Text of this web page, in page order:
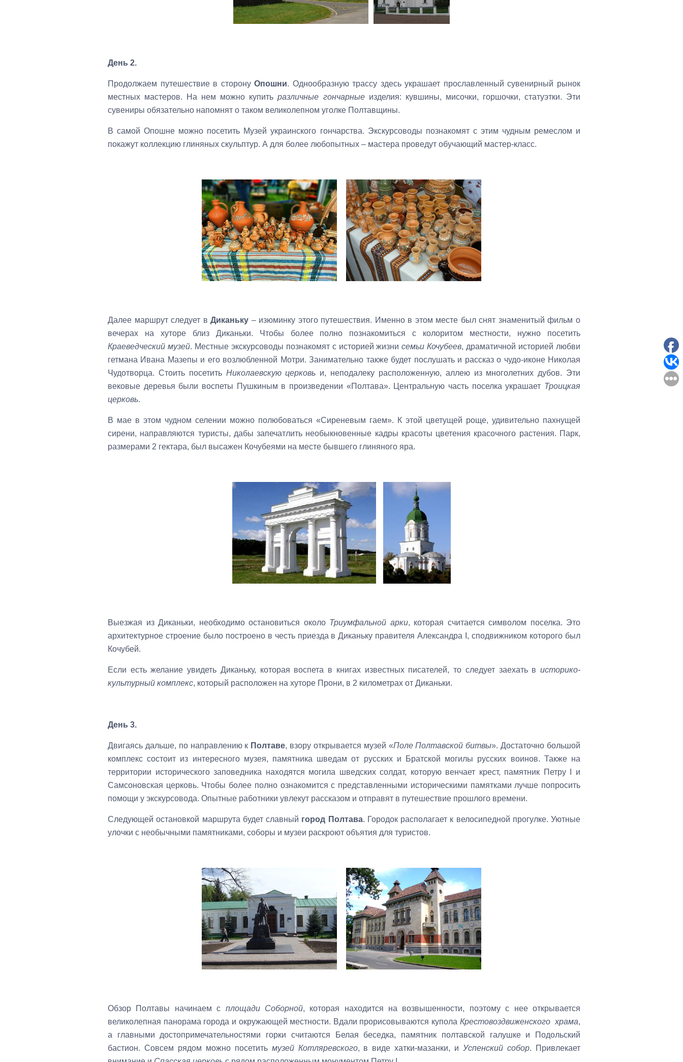
День 2.
Продолжаем путешествие в сторонуОпошни. Однообразную трассу здесь украшает прославленный сувенирный рынок
местных мастеров. На нем можно купитьразличные гончарныеизделия: кувшины, мисочки, горшочки, статуэтки. Эти
сувениры обязательно напомнят о таком великолепном уголке Полтавщины.
В самой Опошне можно посетить Музей украинского гончарства. Экскурсоводы познакомят с этим чудным ремеслом и
покажут коллекцию глиняных скульптур. А для более любопытных – мастера проведут обучающий мастер-класс.
Далее маршрут следует вДиканьку – изюминку этого путешествия. Именно в этом месте был снят знаменитый фильм о
вечерах на хуторе близ Диканьки. Чтобы более полно познакомиться с колоритом местности, нужно посетить
Краеведческий музей. Местные экскурсоводы познакомят с историей жизнисемьи Кочубеев, драматичной историей любви
гетмана Ивана Мазепы и его возлюбленной Мотри. Занимательно также будет послушать и рассказ о чудо-иконе Николая
Чудотворца. Стоить посетить Николаевскую церковь и, неподалеку расположенную, аллею из многолетних дубов. Эти
вековые деревья были воспеты Пушкиным в произведении «Полтава». Центральную часть поселка украшает Троицкая
церковь.
В мае в этом чудном селении можно полюбоваться «Сиреневым гаем». К этой цветущей роще, удивительно пахнущей
сирени, направляются туристы, дабы запечатлить необыкновенные кадры красоты цветения красочного растения. Парк,
размерами 2 гектара, был высажен Кочубеями на месте бывшего глиняного яра.
Выезжая из Диканьки, необходимо остановиться около Триумфальной арки, которая считается символом поселка. Это
архитектурное строение было построено в честь приезда в Диканьку правителя Александра
, сподвижником которого был
Кочубей.
Если есть желание увидеть Диканьку, которая воспета в книгах известных писателей, то следует заехать в историко-
культурный комплекс, который расположен на хуторе Прони, в 2 километрах от Диканьки.
День 3.
Двигаясь дальше, по направлению к Полтаве, взору открывается музей «Поле Полтавской битвы». Достаточно большой
комплекс состоит из интересного музея, памятника шведам от русских и Братской могилы русских воинов. Также на
территории исторического заповедника находятся могила шведских солдат, которую венчает крест, памятник Петру
и
Самсоновская церковь. Чтобы более полно ознакомится с представленными историческими памятками лучше попросить
помощи у экскурсовода. Опытные работники увлекут рассказом и отправят в путешествие прошлого времени.
Следующей остановкой маршрута будет славный город Полтава. Городок располагает к велосипедной прогулке. Уютные
улочки с необычными памятниками, соборы и музеи раскроют объятия для туристов.
Обзор Полтавы начинаем с площади Соборной, которая находится на возвышенности, поэтому с нее открывается
великолепная панорама города и окружающей местности. Вдали прорисовываются купола Крестовоздвиженского храма,
а главными достопримечательностями горки считаются Белая беседка, памятник полтавской галушке и Подольский
бастион. Совсем рядом можно посетить музей Котляревского, в виде хатки-мазанки, иУспенский собор. Привлекает